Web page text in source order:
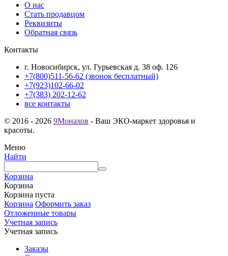
О нас
Стать продавцом
Реквизиты
Обратная связь
Контакты
г. Новосибирск, ул. Гурьевская д. 38 оф. 126
+7(800)511-56-62 (звонок бесплатный)
+7(923)102-66-02
+7(383) 202-12-62
все контакты
© 2016 - 2026 9Монахов - Ваш ЭКО-маркет здоровья и
красоты.
Меню
Найти
Корзина
Корзина
Корзина пуста
Корзина Оформить заказ
Отложенные товары
Учетная запись
Учетная запись
Заказы